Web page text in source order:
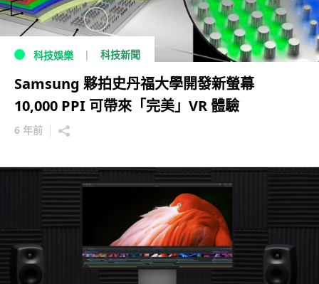
科技娛樂 科技新聞
Samsung 夥拍史丹福大學開發新螢幕
10,000 PPI 可帶來「完美」VR 體驗
6 年前